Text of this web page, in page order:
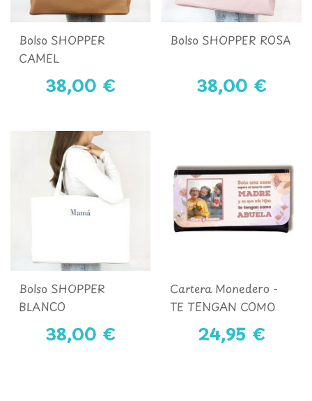
Bolso SHOPPER
CAMEL
38,00 €
Bolso SHOPPER ROSA
38,00 €
Bolso SHOPPER
BLANCO
38,00 €
Cartera Monedero -
TE TENGAN COMO
ABUELA - FOTO
24,95 €